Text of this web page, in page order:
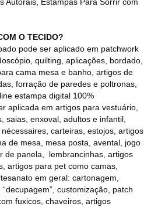
O TECIDO?
pode ser aplicado em patchwork
quilting, aplicações, bordado,
cama mesa e banho, artigos de
forração de paredes e poltronas,
estampa digital 100%
aplicada em artigos para vestuário,
saias, enxoval, adultos e infantil,
carteiras, estojos, artigos
de mesa, mesa posta, avental, jogo
de panela, lembrancinhas, artigos
artigos para pet como camas,
em geral: cartonagem,
customização, patch
fuxicos, chaveiros, artigos